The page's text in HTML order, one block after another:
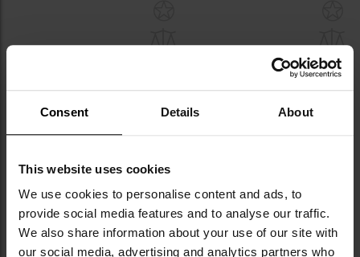
Consent Details About
This website uses cookies
We use cookies to personalise content and ads, to
provide social media features and to analyse our traffic.
We also share information about your use of our site with
our social media, advertising and analytics partners who
schowka
Karabinek szturmowy AEG
Cybergun Colt M4 Mike - Black
Wysyłka:Natychmiast
Pistolet GNB Colt M45A1 - black
Wysyłka:Natychmiast